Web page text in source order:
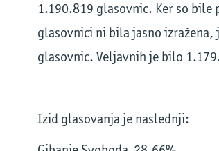
1.190.819 glasovnic. Ker so bile
glasovnici ni bila jasno
glasovnic. Veljavnih je bilo
Izid glasovanja je naslednji: